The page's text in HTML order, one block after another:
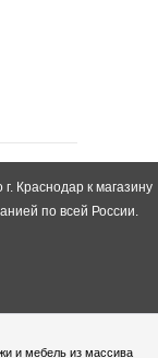
Краснодар к магазину
по всей России.
и мебель из массива